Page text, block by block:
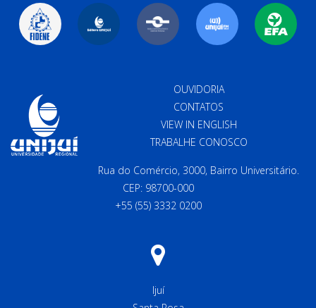
OUVIDORIA
CONTATOS
VIEW IN ENGLISH
TRABALHE CONOSCO
Rua do Comércio, 3000, Bairro Universitário.
CEP: 98700-000
+55 (55) 3332 0200
Ijuí